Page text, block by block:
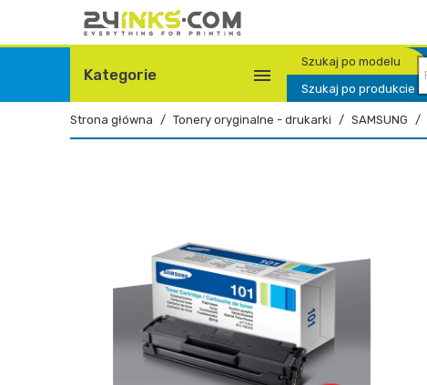
Kategorie 
Szukaj po modelu
Szukaj po produkcie
Strona główna Tonery oryginalne - drukarki SAMSUNG